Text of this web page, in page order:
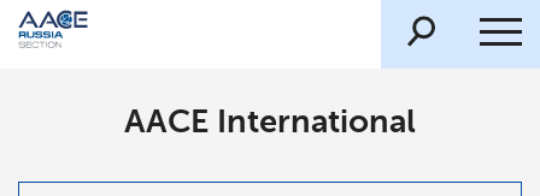
AACE International